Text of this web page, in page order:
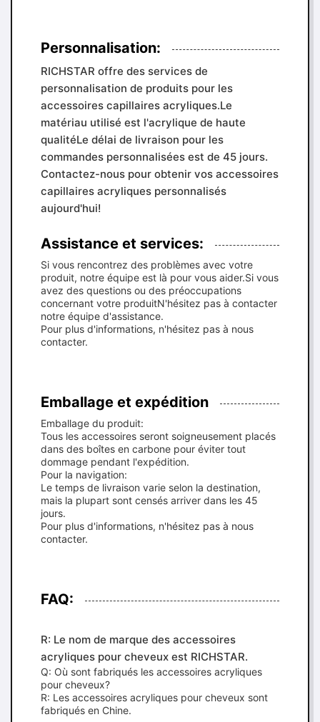
Personnalisation:
RICHSTAR offre des services de
personnalisation de produits pour les
accessoires capillaires acryliques.Le
matériau utilisé est l'acrylique de haute
qualitéLe délai de livraison pour les
commandes personnalisées est de 45 jours.
Contactez-nous pour obtenir vos accessoires
capillaires acryliques personnalisés
aujourd'hui!
Assistance et services:
Si vous rencontrez des problèmes avec votre
produit, notre équipe est là pour vous aider.Si vous
avez des questions ou des préoccupations
concernant votre produitN'hésitez pas à contacter
notre équipe d'assistance.
Pour plus d'informations, n'hésitez pas à nous
contacter.
Emballage et expédition
Emballage du produit:
Tous les accessoires seront soigneusement placés
dans des boîtes en carbone pour éviter tout
dommage pendant l'expédition.
Pour la navigation:
Le temps de livraison varie selon la destination,
mais la plupart sont censés arriver dans les 45
jours.
Pour plus d'informations, n'hésitez pas à nous
contacter.
FAQ:
R: Le nom de marque des accessoires
acryliques pour cheveux est RICHSTAR.
Q: Où sont fabriqués les accessoires acryliques
pour cheveux?
R: Les accessoires acryliques pour cheveux sont
fabriqués en Chine.